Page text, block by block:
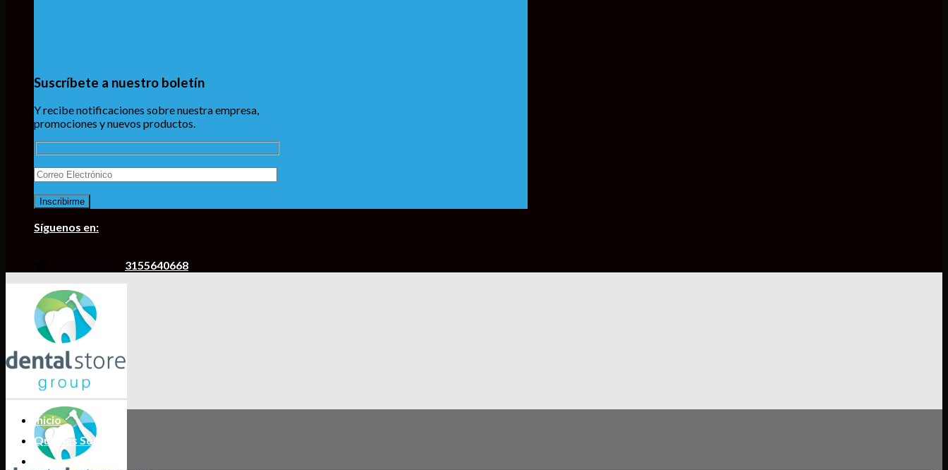
Suscríbete a nuestro boletín
Y recibe notificaciones sobre nuestra empresa,
promociones y nuevos productos.
Síguenos en:
3155640668
Inicio
Quiénes Somos
Categorías